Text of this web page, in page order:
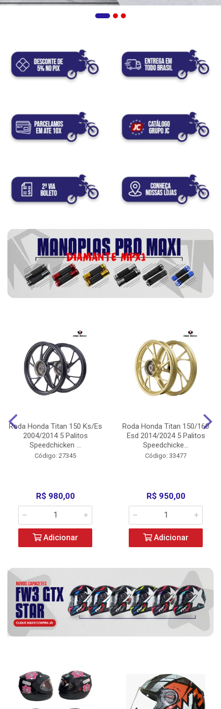
Roda Honda Titan 150 Ks/Es
2004/2014 5 Palitos
Speedchicken ...
Código: 27345
R$ 980,00
Adicionar
Roda Honda Titan 150/160
Esd 2014/2024 5 Palitos
Speedchicke...
Código: 33477
R$ 950,00
Adicionar